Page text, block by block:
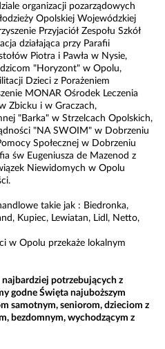
organizacji pozarządowych
Opolskiej Wojewódzkiej
Przyjaciół Zespołu Szkół
działająca przy Parafii
Piotra i Pawła w Nysie,
"Horyzont" w Opolu,
Dzieci z Porażeniem
MONAR Ośrodek Leczenia
Zbicku i w Graczach,
"Barka" w Strzelcach Opolskich,
"NA SWOIM" w Dobrzeniu
Społecznej w Dobrzeniu
św Eugeniusza de Mazenod z
Niewidomych w Opolu
takie jak : Biedronka,
Kupiec, Lewiatan, Lidl, Netto,
w Opolu przekaże lokalnym
potrzebujących z
godne Święta najuboższym
samotnym, seniorom, dzieciom z
bezdomnym, wychodzącym z